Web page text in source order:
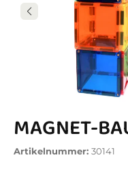
MAGNET-
Artikelnummer: 30141